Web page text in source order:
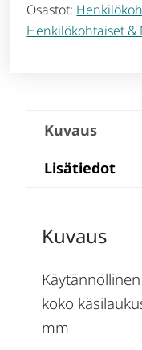
Osastot:
Henkilökohtaiset &
Kuvaus
Lisätiedot
Kuvaus
koko
mm